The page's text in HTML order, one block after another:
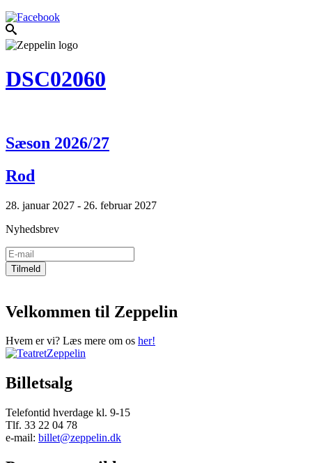
DSC02060
Sæson 2026/27
Rod
28. januar 2027 - 26. februar 2027
Nyhedsbrev
Velkommen til Zeppelin
Hvem er vi? Læs mere om os her!
Billetsalg
Telefontid hverdage kl. 9-15
Tlf. 33 22 04 78
e-mail: billet@zeppelin.dk